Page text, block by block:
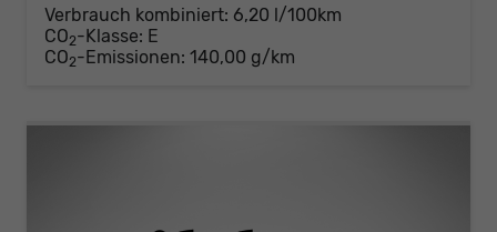
Verbrauch kombiniert: 6,20 l/100km
CO2-Klasse: E
CO2-Emissionen: 140,00 g/km